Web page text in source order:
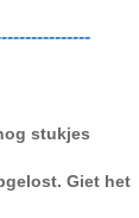
stukjes
Giet het